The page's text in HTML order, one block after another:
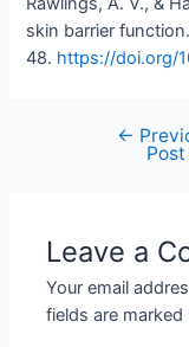
skin barrier
48. https://doi.org/
←
Post
Leave a
Your email
fields are marked